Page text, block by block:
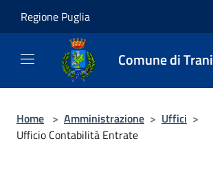
Regione Puglia
Comune di Trani
Home > Amministrazione > Uffici >
Ufficio Contabilità Entrate